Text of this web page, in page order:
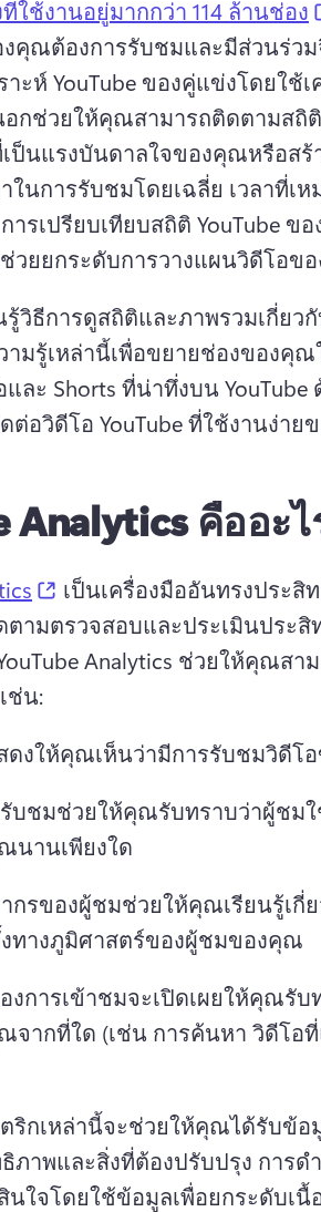
ใช้งานอยู่มากกว่า 114 ล้านช่อง
ะห์ YouTube ของคู่แข่งโดยใช้
กช่วยให้คุณสามารถติดตามสถิ
เป็นแรงบันดาลใจของคุณหรือสร้
ในการรับชมโดยเฉลี่ย เวลาที่เ
การเปรียบเทียบสถิติ YouTube ข
วยยกระดับการวางแผนวิดีโอข
วิธีการดูสถิติและภาพรวมเกี่ยวกั
ามรู้เหล่านี้เพื่อขยายช่องของคุณ
ละ Shorts ที่น่าทึ่งบน YouTube
อวิดีโอ YouTube ที่ใช้งานง่ายข
Analytics คืออะไ
(opens in a new tab)
เป็นเครื่องมืออันทรงประ
ตามตรวจสอบและประเมินประ
Analytics ช่วยให้คุณสา
ช่น:
ดงให้คุณเห็นว่ามีการรับชมวิดีโ
รับชมช่วยให้คุณรับทราบว่าผู้ชม
นานเพียงใด
กรของผู้ชมช่วยให้คุณเรียนรู้เกี่ย
ทางภูมิศาสตร์ของผู้ชมของคุณ
งการเข้าชมจะเปิดเผยให้คุณรั
จากที่ใด (เช่น การค้นหา วิดีโอ
ตริกเหล่านี้จะช่วยให้คุณได้รับข้อ
ภาพและสิ่งที่ต้องปรับปรุง การด
ใจโดยใช้ข้อมูลเพื่อยกระดับเนื้